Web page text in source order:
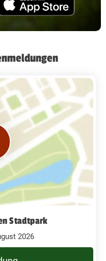
Stadtpark
2026